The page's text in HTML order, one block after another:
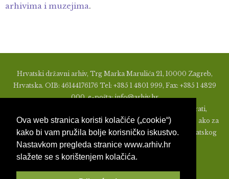
Ova web stranica koristi kolačiće („cookie“)
kako bi vam pružila bolje korisničko iskustvo.
Nastavkom pregleda stranice www.arhiv.hr
slažete se s korištenjem kolačića.
arhivima i muzejima.
Hrvatski državni arhiv, Trg Marka Marulića 21, 10000 Zagreb,
Hrvatska. OIB: 46144176176 Tel: +385 1 4801 999, Fax: +385 1 4829
000, e-pošta: info@arhiv.hr
Zabranjeno je u bilo kojem obliku objavljivati, distribuirati,
mijenjati ili na ikoji način koristiti materijale s ovih stranica, ako za
to nije prethodno izdato pismeno odobrenje od strane Hrvatskog
državnog arhiva.